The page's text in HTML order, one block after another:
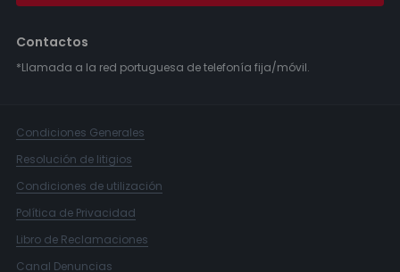
Contactos
*Llamada a la red portuguesa de telefonía fija/móvil.
Condiciones Generales
Resolución de litigios
Condiciones de utilización
Política de Privacidad
Libro de Reclamaciones
Canal Denuncias